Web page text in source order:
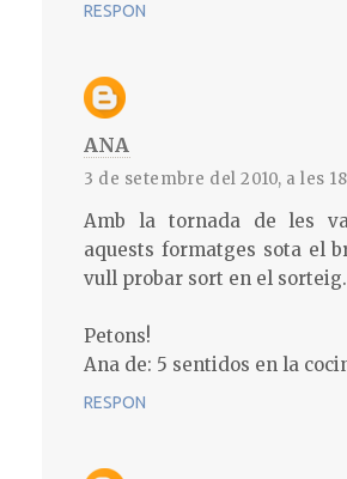
RESPON
ANA
3 de setembre del 2010, a les
Amb la tornada de les
aquests formatges sota el
vull probar sort en el sorteig.
Petons!
Ana de: 5 sentidos en la
RESPON